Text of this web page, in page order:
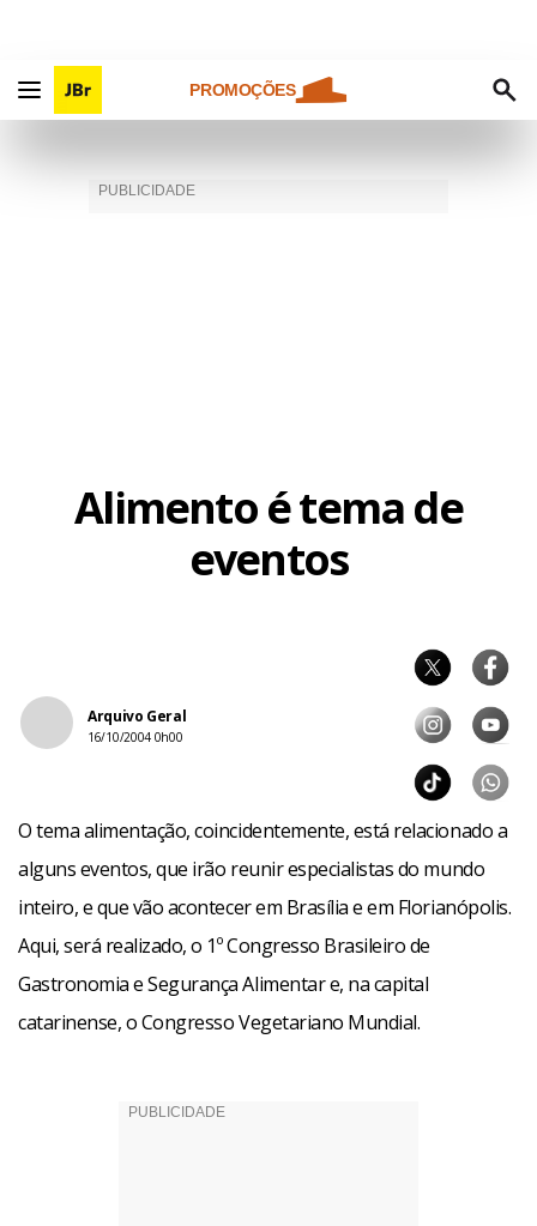
PROMOÇÕES
Alimento é tema de
eventos
Arquivo Geral
16/10/2004 0h00
O tema alimentação, coincidentemente, está relacionado a
alguns eventos, que irão reunir especialistas do mundo
inteiro, e que vão acontecer em Brasília e em Florianópolis.
Aqui, será realizado, o 1º Congresso Brasileiro de
Gastronomia e Segurança Alimentar e, na capital
catarinense, o Congresso Vegetariano Mundial.